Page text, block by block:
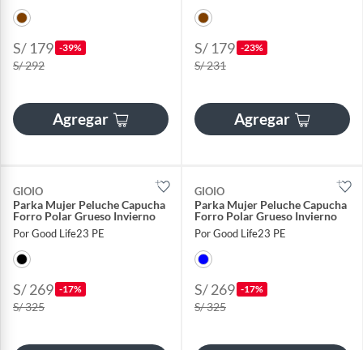
S/ 179 -39%
S/ 292
Agregar
S/ 179 -23%
S/ 231
Agregar
GIOIO
Parka Mujer Peluche Capucha
Forro Polar Grueso Invierno
Por Good Life23 PE
S/ 269 -17%
S/ 325
GIOIO
Parka Mujer Peluche Capucha
Forro Polar Grueso Invierno
Por Good Life23 PE
S/ 269 -17%
S/ 325